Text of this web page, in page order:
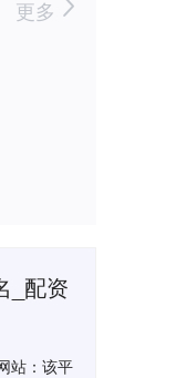
更多
_配资
站：该平